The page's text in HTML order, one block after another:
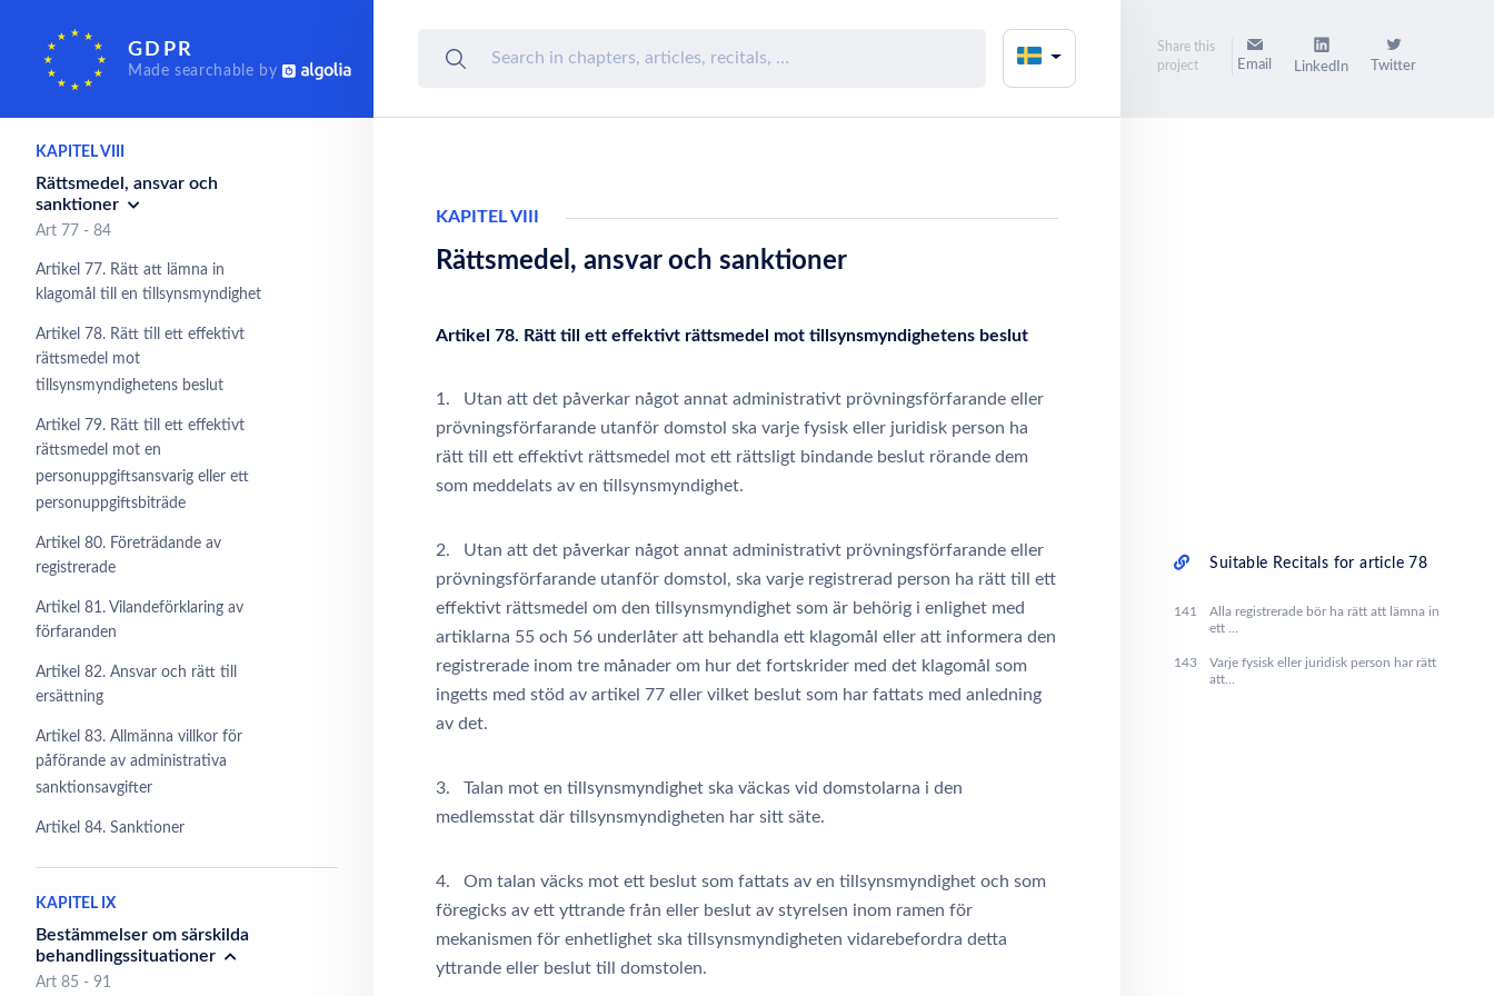
GDPR
Made searchable by
Samarbete och
enhetlighet
Art 60 - 76
KAPITEL VIII
Rättsmedel, ansvar och
sanktioner
Art 77 - 84
Artikel 77. Rätt att lämna in
klagomål till en tillsynsmyndighet
Artikel 78. Rätt till ett effektivt
rättsmedel mot
tillsynsmyndighetens beslut
Artikel 79. Rätt till ett effektivt
rättsmedel mot en
personuppgiftsansvarig eller ett
personuppgiftsbiträde
Artikel 80. Företrädande av
registrerade
Artikel 81. Vilandeförklaring av
förfaranden
Artikel 82. Ansvar och rätt till
ersättning
Artikel 83. Allmänna villkor för
påförande av administrativa
sanktionsavgifter
Artikel 84. Sanktioner
KAPITEL IX
Bestämmelser om särskilda
behandlingssituationer
Art 85 - 91
KAPITEL VIII
Rättsmedel, ansvar och sanktioner
Artikel 78. Rätt till ett effektivt rättsmedel mot tillsynsmyndighetens beslut
1. Utan att det påverkar något annat administrativt prövningsförfarande eller
prövningsförfarande utanför domstol ska varje fysisk eller juridisk person ha
rätt till ett effektivt rättsmedel mot ett rättsligt bindande beslut rörande dem
som meddelats av en tillsynsmyndighet.
2. Utan att det påverkar något annat administrativt prövningsförfarande eller
prövningsförfarande utanför domstol, ska varje registrerad person ha rätt till ett
effektivt rättsmedel om den tillsynsmyndighet som är behörig i enlighet med
artiklarna 55 och 56 underlåter att behandla ett klagomål eller att informera den
registrerade inom tre månader om hur det fortskrider med det klagomål som
ingetts med stöd av artikel 77 eller vilket beslut som har fattats med anledning
av det.
3. Talan mot en tillsynsmyndighet ska väckas vid domstolarna i den
medlemsstat där tillsynsmyndigheten har sitt säte.
4. Om talan väcks mot ett beslut som fattats av en tillsynsmyndighet och som
föregicks av ett yttrande från eller beslut av styrelsen inom ramen för
mekanismen för enhetlighet ska tillsynsmyndigheten vidarebefordra detta
yttrande eller beslut till domstolen.
Share this
project
Email LinkedIn Twitter
Suitable Recitals for article 78
141
Alla registrerade bör ha rätt att lämna in
ett ...
143
Varje fysisk eller juridisk person har rätt
att...